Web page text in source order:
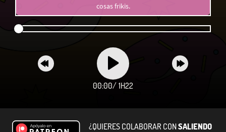
cosas frikis.
00:00/ 1H22
¿QUIERES COLABORAR CONSALIENDO